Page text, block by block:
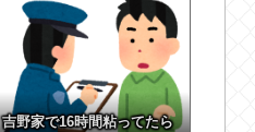
吉野家で16時間粘ってたら